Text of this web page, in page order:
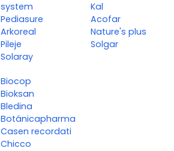
system
Pediasure
Arkoreal
Pileje
Solaray
Kal
Acofar
Nature's plus
Solgar
Biocop
Bioksan
Bledina
Botánicapharma
Casen recordati
Chicco